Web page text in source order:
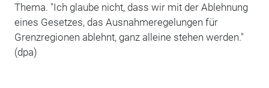
Thema. "Ich glaube nicht, dass wir mit der Ablehnung
eines Gesetzes, das Ausnahmeregelungen für
Grenzregionen ablehnt, ganz alleine stehen werden."
(dpa)